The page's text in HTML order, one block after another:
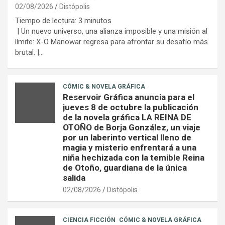
02/08/2026 Distópolis
Tiempo de lectura: 3 minutos
| Un nuevo universo, una alianza imposible y una misión al
límite: X-O Manowar regresa para afrontar su desafío más
brutal. |…
CÓMIC & NOVELA GRÁFICA
Reservoir Gráfica anuncia para el
jueves 8 de octubre la publicación
de la novela gráfica LA REINA DE
OTOÑO de Borja González, un viaje
por un laberinto vertical lleno de
magia y misterio enfrentará a una
niña hechizada con la temible Reina
de Otoño, guardiana de la única
salida
02/08/2026 Distópolis
CIENCIA FICCIÓN CÓMIC & NOVELA GRÁFICA